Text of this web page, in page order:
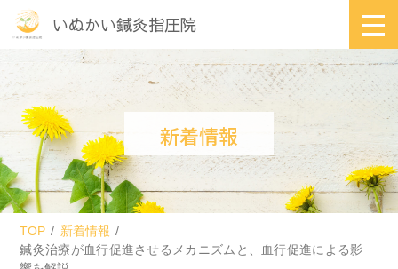
いぬかい鍼灸指圧院
新着情報
TOP
新着情報
鍼灸治療が血行促進させるメカニズムと、血行促進による影